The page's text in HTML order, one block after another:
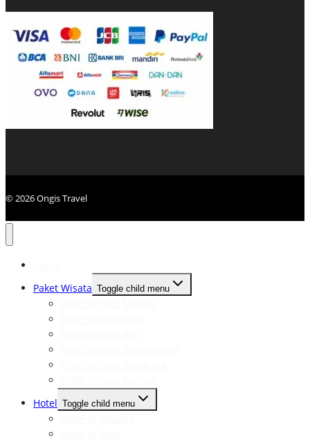
© 2026 Ongis Travel
Paket Wisata Toggle child menu
Hotel Toggle child menu